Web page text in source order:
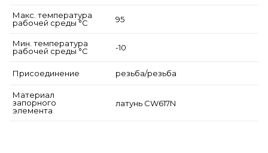
Макс. температура
рабочей среды °С
95
Мин. температура
рабочей среды °С
-10
Присоединение резьба/резьба
Материал
запорного
элемента
латунь CW617N